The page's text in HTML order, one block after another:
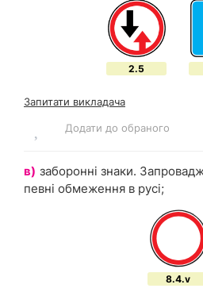
2.5
Запитати викладача
Додати до обраного
в) заборонні знаки.
певні обмеження в русі;
8.4.v